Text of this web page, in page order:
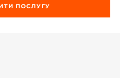
ПОСЛУГУ